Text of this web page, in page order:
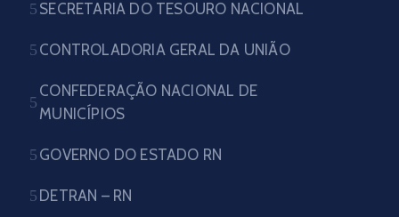
SECRETARIA DO TESOURO NACIONAL
CONTROLADORIA GERAL DA UNIÃO
CONFEDERAÇÃO NACIONAL DE
MUNICÍPIOS
GOVERNO DO ESTADO RN
DETRAN – RN